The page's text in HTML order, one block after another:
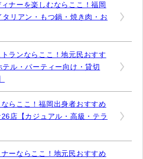
ィナーを楽しむならここ！福岡
リアン・もつ鍋・焼き肉・お
トランならここ！地元民おすす
ル・パーティー向け・貸切
ならここ！福岡出身者おすすめ
店【カジュアル・高級・テラ
ナーならここ！地元民おすすめ